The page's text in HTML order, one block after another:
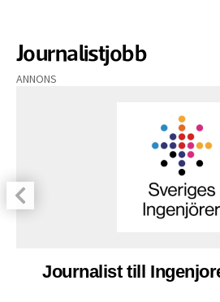
Journalistjobb
ANNONS
Journalist till